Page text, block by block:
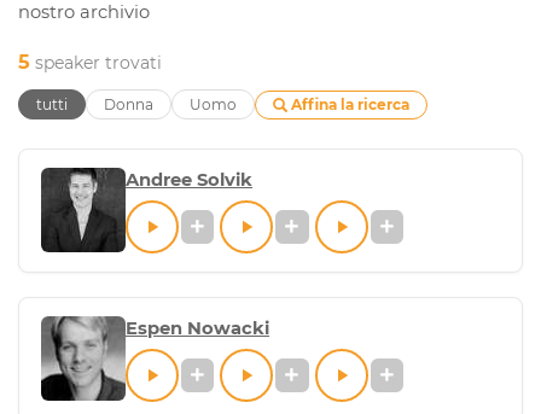
nostro archivio
5 speaker trovati
tutti Donna Uomo Affina la ricerca
Andree Solvik
Espen Nowacki